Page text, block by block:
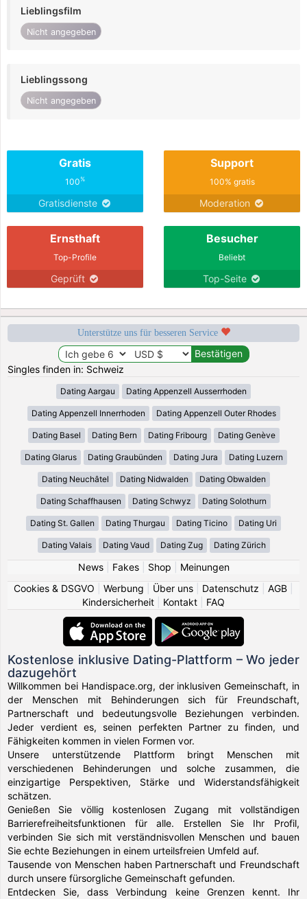
Lieblingsfilm
Nicht angegeben
Lieblingssong
Nicht angegeben
Gratis
100%
Gratisdienste
Support
100% gratis
Moderation
Ernsthaft
Top-Profile
Geprüft
Besucher
Beliebt
Top-Seite
Unterstütze uns für besseren Service
Singles finden in: Schweiz
Dating Aargau Dating Appenzell Ausserrhoden
Dating Appenzell Innerrhoden Dating Appenzell Outer Rhodes
Dating Basel Dating Bern Dating Fribourg Dating Genève
Dating Glarus Dating Graubünden Dating Jura Dating Luzern
Dating Neuchâtel Dating Nidwalden Dating Obwalden
Dating Schaffhausen Dating Schwyz Dating Solothurn
Dating St. Gallen Dating Thurgau Dating Ticino Dating Uri
Dating Valais Dating Vaud Dating Zug Dating Zürich
News| Fakes| Shop
Meinungen
Cookies & DSGVO
Werbung Über uns Datenschutz AGB
Kindersicherheit
Kontakt FAQ
Kostenlose inklusive Dating-Plattform – Wo jeder
dazugehört
Willkommen bei Handispace.org, der inklusiven Gemeinschaft, in
der Menschen mit Behinderungen sich für Freundschaft,
Partnerschaft und bedeutungsvolle Beziehungen verbinden.
Jeder verdient es, seinen perfekten Partner zu finden, und
Fähigkeiten kommen in vielen Formen vor.
Unsere unterstützende Plattform bringt Menschen mit
verschiedenen Behinderungen und solche zusammen, die
einzigartige Perspektiven, Stärke und Widerstandsfähigkeit
schätzen.
Genießen Sie völlig kostenlosen Zugang mit vollständigen
Barrierefreiheitsfunktionen für alle. Erstellen Sie Ihr Profil,
verbinden Sie sich mit verständnisvollen Menschen und bauen
Sie echte Beziehungen in einem urteilsfreien Umfeld auf.
Tausende von Menschen haben Partnerschaft und Freundschaft
durch unsere fürsorgliche Gemeinschaft gefunden.
Entdecken Sie, dass Verbindung keine Grenzen kennt. Ihr